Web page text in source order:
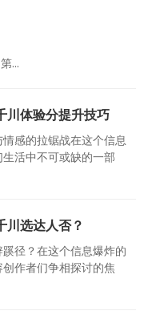
…
川体验分提升技巧
感的拉锯战在这个信息
活中不可或缺的一部
川选达人否？
径？在这个信息爆炸的
作者们争相探讨的焦